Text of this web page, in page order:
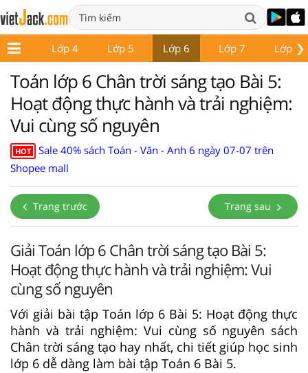
❯
3 Lớp 4 Lớp 5 Lớp 6 Lớp 7 Lớp 8
Toán lớp 6 Chân trời sáng tạo Bài 5:
Hoạt động thực hành và trải nghiệm:
Vui cùng số nguyên
HOT
Sale 40% sách Toán - Văn - Anh 6 ngày 07-07 trên
Shopee mall
Trang trước Trang sau
Giải Toán lớp 6 Chân trời sáng tạo Bài 5:
Hoạt động thực hành và trải nghiệm: Vui
cùng số nguyên
Với giải bài tập Toán lớp 6 Bài 5: Hoạt động thực
hành và trải nghiệm: Vui cùng số nguyên sách
Chân trời sáng tạo hay nhất, chi tiết giúp học sinh
lớp 6 dễ dàng làm bài tập Toán 6 Bài 5.